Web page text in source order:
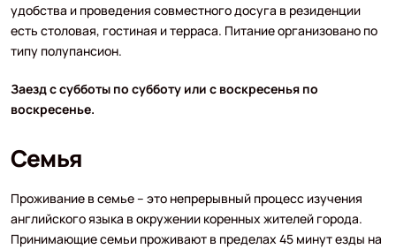
удобства и проведения совместного досуга в резиденции
есть столовая, гостиная и терраса. Питание организовано по
типу полупансион.
Заезд с субботы по субботу или с воскресенья по
воскресенье.
Семья
Проживание в семье – это непрерывный процесс изучения
английского языка в окружении коренных жителей города.
Принимающие семьи проживают в пределах 45 минут езды на